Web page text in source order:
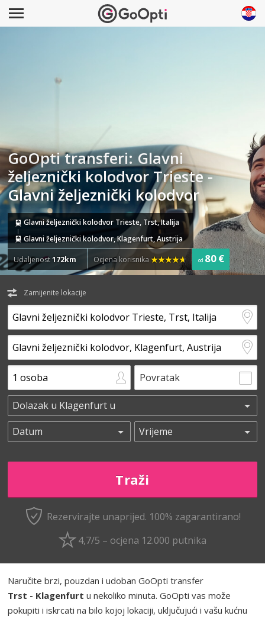
GoOpti transferi: Glavni
željeznički kolodvor Trieste -
Glavni željeznički kolodvor
Glavni željeznički kolodvor Trieste, Trst, Italija
Glavni željeznički kolodvor, Klagenfurt, Austrija
Udaljenost172km Ocjena korisnika od 80 €
Zamijenite lokacije
Povratak
Rezervirajte unaprijed. 100% zagarantirano!
4,7/5 – ocjena 12.000 putnika
Naručite brzi, pouzdan i udoban GoOpti transfer
Trst - Klagenfurt u nekoliko minuta. GoOpti vas može
pokupiti i iskrcati na bilo kojoj lokaciji, uključujući i vašu kućnu